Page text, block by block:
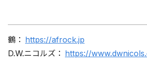
鶴： https://afrock.jp
D.W.ニコルズ： https://